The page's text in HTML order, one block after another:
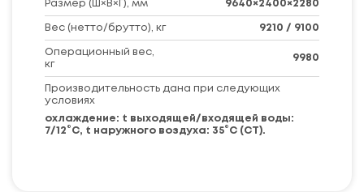
Размер (Ш×В×Г), мм 9640×2400×2280
Вес (нетто/брутто), кг 9210 / 9100
Операционный вес,
кг
9980
Производительность дана при следующих
условиях
охлаждение: t выходящей/входящей воды:
7/12°С, t наружного воздуха: 35°С (СТ).